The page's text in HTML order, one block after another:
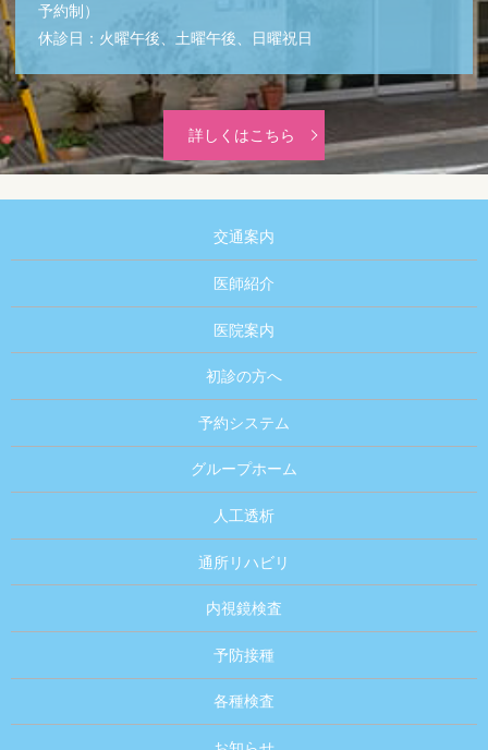
予約制）
休診日：火曜午後、土曜午後、日曜祝日
詳しくはこちら
交通案内
医師紹介
医院案内
初診の方へ
予約システム
グループホーム
人工透析
通所リハビリ
内視鏡検査
予防接種
各種検査